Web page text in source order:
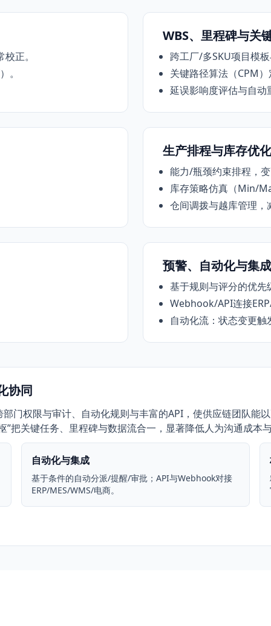
正。
。
WBS、里程碑与关
跨工厂/多SKU项目模
关键路径算法（CPM
延误影响度评估与自动
生产排程与库存优化
能力/瓶颈约束排程，
库存策略仿真（Min/
仓间调拨与越库管理，
预警、自动化与集成
基于规则与评分的优
Webhook/API连接
自动化流：状态变更
协同
门权限与审计、自动化规则与丰富的API，使供应链团队能
”把关键任务、里程碑与数据流合一，显著降低人为沟通成本
自动化与集成
基于条件的自动分派/提醒/审批；API与Webhook对接
ERP/MES/WMS/电商。